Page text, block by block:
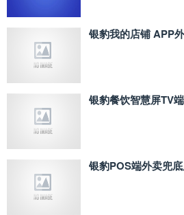
银豹我的店铺 APP
银豹餐饮智慧屏TV
银豹POS端外卖兜